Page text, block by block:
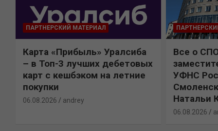
ПАРТНЕРСКИЙ МАТЕРИАЛ
Карта «Прибыль» Уралсиба
– в Топ-3 лучших дебетовых
карт с кешбэком на летние
покупки
06.08.2026 andrey
Все о
УФНС
Натальи
06.08.2026